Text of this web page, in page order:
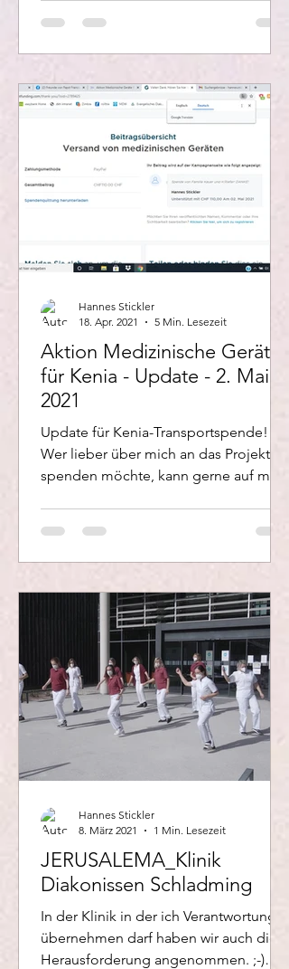
Aktion Medizinische Geräte
für Kenia - Update - 2. Mai
2021
Update für Kenia-Transportspende!
Wer lieber über mich an das Projekt
spenden möchte, kann gerne auf mein
Hannes Stickler
18. Apr. 2021
5 Min. Lesezeit
JERUSALEMA_Klinik
Diakonissen Schladming
In der Klinik in der ich Verantwortung
übernehmen darf haben wir auch diese
Herausforderung angenommen. ;-)
Hannes Stickler
8. März 2021
1 Min. Lesezeit